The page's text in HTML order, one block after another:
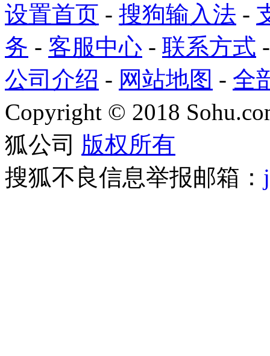
设置首页 - 搜狗输入法 -
务 - 客服中心 - 联系方式
公司介绍 - 网站地图 - 全
Copyright © 2018
狐公司 版权所有
搜狐不良信息举报邮箱：